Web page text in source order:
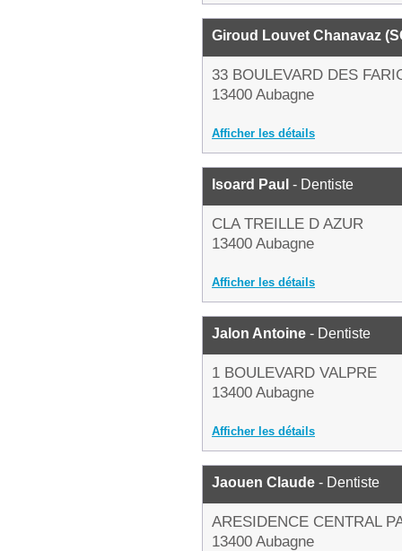
Giroud Louvet Chanavaz
33 BOULEVARD DES
13400 Aubagne
Afficher les détails
Isoard Paul - Dentiste
CLA TREILLE D AZUR
13400 Aubagne
Afficher les détails
Jalon Antoine - Dentiste
1 BOULEVARD VALPRE
13400 Aubagne
Afficher les détails
Jaouen Claude - Dentiste
ARESIDENCE CENTRAL
13400 Aubagne